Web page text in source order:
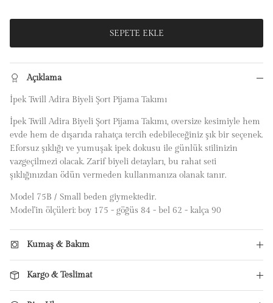
SEPETE EKLE
Açıklama
İpek Twill Adira Biyeli Şort Pijama Takımı
İpek Twill Adira Biyeli Şort Pijama Takımı, oversize kesimiyle hem
evde hem de dışarıda rahatça tercih edebileceğiniz şık bir seçenek.
Eforsuz şıklığı ve yumuşak ipek dokusu ile günlük stilinizin
vazgeçilmezi olacak. Zarif biyeli detayları, bu rahat seti
şıklığınızdan ödün vermeden kullanmanıza olanak tanır.
Model 75B / Small beden giymektedir.
Model'in ölçüleri: boy 175 - göğüs 84 - bel 62 - kalça 90
Kumaş & Bakım
Kargo & Teslimat